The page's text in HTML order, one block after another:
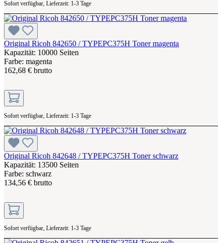
Sofort verfügbar, Lieferzeit: 1-3 Tage
Original Ricoh 842650 / TYPEPC375H Toner magenta
Kapazität: 10000 Seiten
Farbe: magenta
162,68 € brutto
Sofort verfügbar, Lieferzeit: 1-3 Tage
Original Ricoh 842648 / TYPEPC375H Toner schwarz
Kapazität: 13500 Seiten
Farbe: schwarz
134,56 € brutto
Sofort verfügbar, Lieferzeit: 1-3 Tage